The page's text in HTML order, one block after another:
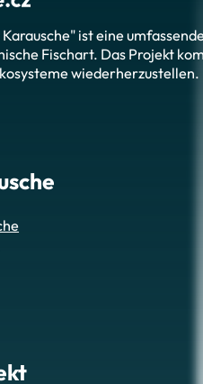
ist eine
Fischart. Das Projekt
wiederherzustellen.